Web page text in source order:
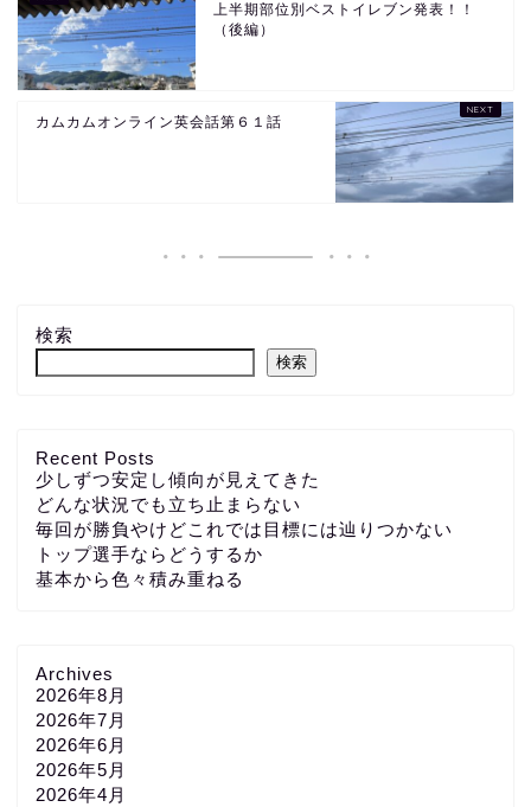
上半期部位別ベストイレブン発表！！
（後編）
カムカムオンライン英会話第６１話
検索
検索
Recent Posts
少しずつ安定し傾向が見えてきた
どんな状況でも立ち止まらない
毎回が勝負やけどこれでは目標には辿りつかない
トップ選手ならどうするか
基本から色々積み重ねる
Archives
2026年8月
2026年7月
2026年6月
2026年5月
2026年4月